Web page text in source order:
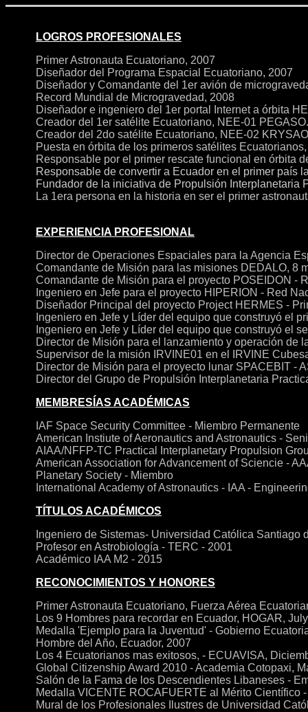
LOGROS PROFESIONALES
Primer Astronauta Ecuatoriano, 2007
Diseñador del Programa Espacial Ecuatoriano, 2007
Diseñador y Comandante del 1er avión de
Record Mundial de Microgravedad, 2008
Diseñador e ingeniero del 1er portal Internet a órbita
Creador del 1er satélite Ecuatoriano, NEE-01
Creador del 2do satélite Ecuatoriano, NEE-02
Puesta en órbita de los primeros satélites
Responsable por el primer rescate funcional en órbita
Responsable de convertir a Ecuador en el primer país
Fundador de la iniciativa de Propulsión Interplanetaria
La 1era persona en la historia en ser el primer
EXPERIENCIA PROFESIONAL
Director de Operaciones Espaciales para la Agencia
Comandante de Misión para las misiones DEDALO, 8
Comandante de Misión para el proyecto POSEIDON -
Ingeniero en Jefe para el proyecto HIPERION - Red
Diseñador Principal del proyecto Project HERMES -
Ingeniero en Jefe y Líder del equipo que construyó el
Ingeniero en Jefe y Líder del equipo que construyó el
Director de Misión para el lanzamiento y operación de
Supervisor de la misión IRVINE01 en el IRVINE
Director de Misión para el proyecto lunar SPACEBIT -
Director del Grupo de Propulsión Interplanetaria
MEMBRESÍAS ACADÉMICAS
IAF Space Security Committee - Miembro Permanente
American Instiute of Aeronautics and Astronautics -
AIAA/NFFP-TC Practical Interplanetary Propulsion
American Association for Advancement of Sciencie -
Planetary Society - Miembro
International Academy of Astronautics - IAA -
TÍTULOS ACADÉMICOS
Ingeniero de Sistemas- Universidad Católica Santiago
Profesor en Astrobiología - TERC - 2001
Académico IAA M2 - 2015
RECONOCIMIENTOS Y HONORES
Primer Astronauta Ecuatoriano, Fuerza Aérea
Los 9 Hombres para recordar en Ecuador, HOGAR,
Medalla 'Ejemplo para la Juventud' - Gobierno
Hombre del Año, Ecuador, 2007
Los 4 Ecuatorianos mas exitosos, - ECUAVISA,
Global Citizenship Award 2010 - Academia Cotopaxi,
Salón de la Fama de los Descendientes Libaneses -
Medalla VICENTE ROCAFUERTE al Mérito Científico
Mural de los Profesionales Ilustres de Universidad